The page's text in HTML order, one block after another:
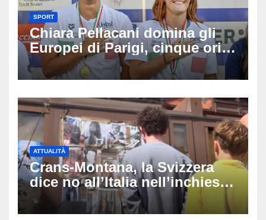
SPORT
Chiara Pellacani domina gli
Europei di Parigi, cinque ori
in cinque gare: ‘Nel sincro
siamo da medaglia olimpica’
ATTUALITÀ
Crans-Montana, la Svizzera
dice no all’Italia nell’inchiesta
sul rogo: respinta la richiesta
di costituirsi parte civile